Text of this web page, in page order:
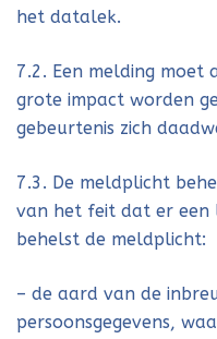
het datalek.
7.2. Een melding moet
grote impact worden
gebeurtenis zich
7.3. De meldplicht
van het feit dat er een
behelst de meldplicht:
– de aard van de
persoonsgegevens,